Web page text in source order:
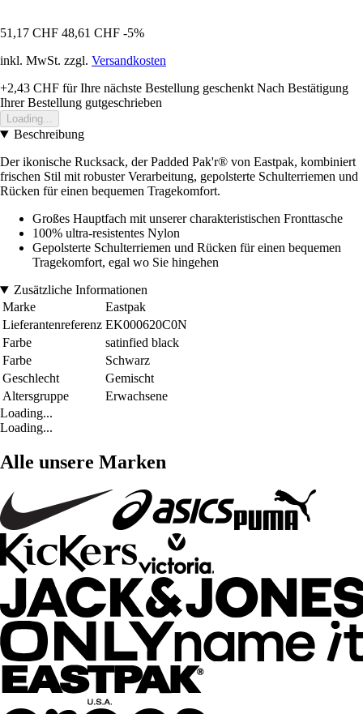
51,17 CHF 48,61 CHF -5%
inkl. MwSt. zzgl. Versandkosten
+2,43 CHF für Ihre nächste Bestellung geschenkt Nach Bestätigung
Ihrer Bestellung gutgeschrieben
Loading...
Beschreibung
Der ikonische Rucksack, der Padded Pak'r® von Eastpak, kombiniert
frischen Stil mit robuster Verarbeitung, gepolsterte Schulterriemen und
Rücken für einen bequemen Tragekomfort.
Großes Hauptfach mit unserer charakteristischen Fronttasche
100% ultra-resistentes Nylon
Gepolsterte Schulterriemen und Rücken für einen bequemen
Tragekomfort, egal wo Sie hingehen
Zusätzliche Informationen
Marke
Eastpak
Lieferantenreferenz EK000620C0N
Farbe
satinfied black
Farbe
Schwarz
Geschlecht
Gemischt
Altersgruppe
Erwachsene
Loading...
Loading...
Alle unsere Marken